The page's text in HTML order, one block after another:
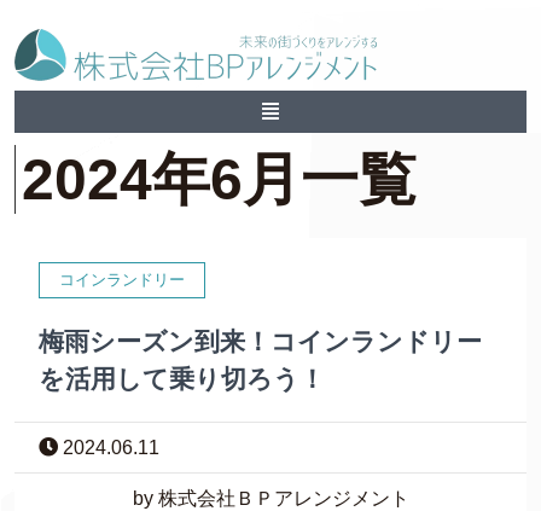
2024年6月一覧
コインランドリー
梅雨シーズン到来！コインランドリー
を活用して乗り切ろう！
2024.06.11
by 株式会社ＢＰアレンジメント